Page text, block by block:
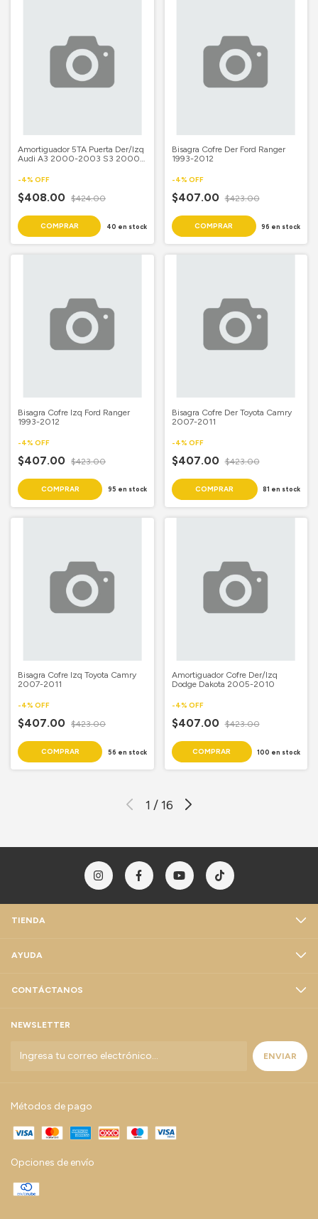
Amortiguador 5TA Puerta Der/Izq
Audi A3 2000-2003 S3 2000-
-4% OFF
$408.00 $424.00
40 en stock
Bisagra Cofre Der Ford Ranger
1993-2012
-4% OFF
$407.00 $423.00
96 en stock
Bisagra Cofre Izq Ford Ranger
1993-2012
-4% OFF
$407.00 $423.00
95 en stock
Bisagra Cofre Der Toyota Camry
2007-2011
-4% OFF
$407.00 $423.00
81 en stock
Bisagra Cofre Izq Toyota Camry
2007-2011
-4% OFF
$407.00 $423.00
56 en stock
Amortiguador Cofre Der/Izq
Dodge Dakota 2005-2010
-4% OFF
$407.00 $423.00
100 en stock
1 / 16
TIENDA
AYUDA
CONTÁCTANOS
NEWSLETTER
Métodos de pago
Opciones de envío